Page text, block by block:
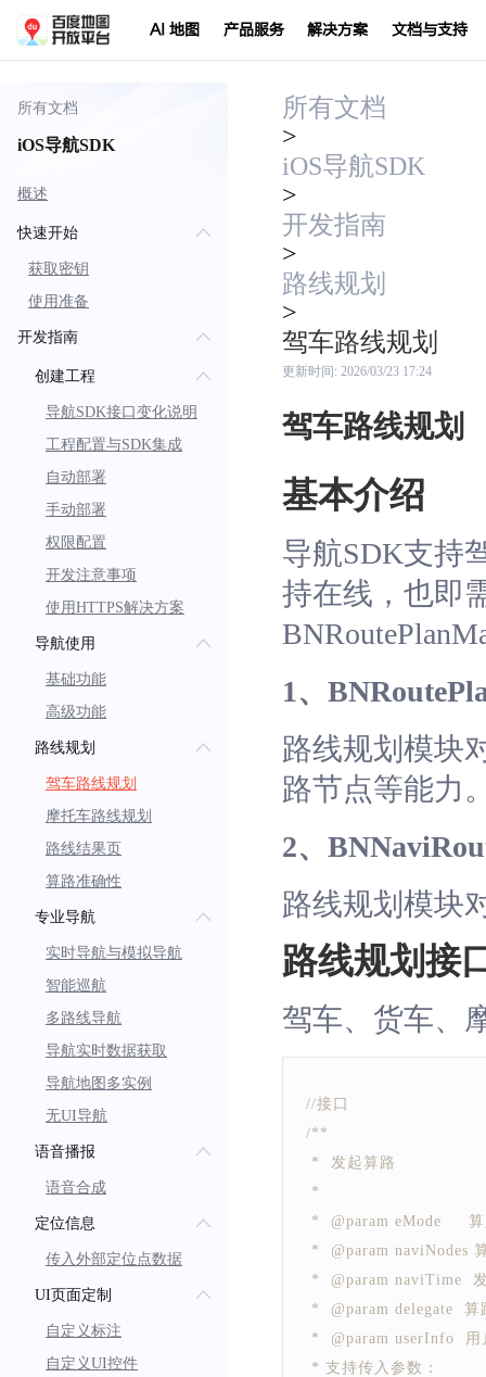
AI 地图 产品服务 解决方案 文档与支持
所有文档
iOS导航SDK
概述
快速开始
获取密钥
使用准备
开发指南
创建工程
导航SDK接口变化说明
工程配置与SDK集成
自动部署
手动部署
权限配置
开发注意事项
使用HTTPS解决方案
导航使用
基础功能
高级功能
路线规划
驾车路线规划
摩托车路线规划
路线结果页
算路准确性
专业导航
实时导航与模拟导航
智能巡航
多路线导航
导航实时数据获取
导航地图多实例
无UI导航
语音播报
语音合成
定位信息
传入外部定位点数据
UI页面定制
自定义标注
自定义UI控件
所有文档
>
iOS导航SDK
>
开发指南
>
路线规划
>
驾车路线规划
更新时间: 2026/03/23 17:24
驾车路线规划
基本介绍
导航SDK支持
持在线，也即
1、
路线规划模块
路节点等能力
2、
路线规划模块
路线规划接
驾车、货车、
//接口
/**
*  发起算路
*
*  @param eMode
*  @param naviNodes
*  @param naviTime
*  @param delegate
*  @param userInfo
* 支持传入参数：